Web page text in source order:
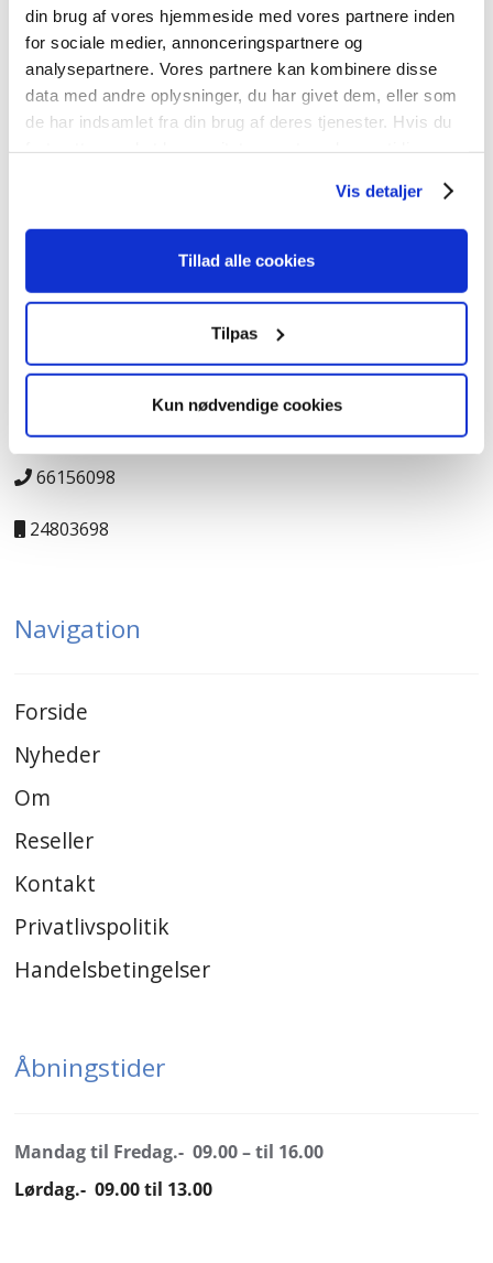
din brug af vores hjemmeside med vores partnere inden
for sociale medier, annonceringspartnere og
analysepartnere. Vores partnere kan kombinere disse
data med andre oplysninger, du har givet dem, eller som
de har indsamlet fra din brug af deres tjenester. Hvis du
Vis detaljer
Tillad alle cookies
Tilpas
Kun nødvendige cookies
Hos JK-Genbrugscenter handler vi primært med nye og
brugte døre og vinduer, men vi har også andre
byggematerialer. Vi har materialer med charme og
kvalitet til gode priser og noget til enhver smag.
Kontakt
JK-Genbrugscenter
66156098
24803698
Navigation
Forside
Nyheder
Om
Reseller
Kontakt
Privatlivspolitik
Handelsbetingelser
Åbningstider
Mandag til Fredag.- 09.00 – til 16.00
Lørdag.- 09.00 til 13.00